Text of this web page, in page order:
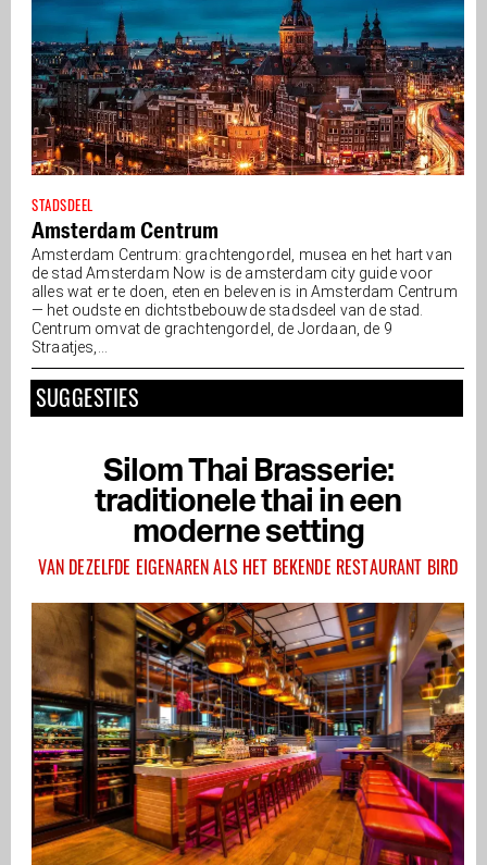
STADSDEEL
Amsterdam Centrum
Amsterdam Centrum: grachtengordel, musea en het hart van
de stad Amsterdam Now is de amsterdam city guide voor
alles wat er te doen, eten en beleven is in Amsterdam Centrum
— het oudste en dichtstbebouwde stadsdeel van de stad.
Centrum omvat de grachtengordel, de Jordaan, de 9
Straatjes,...
SUGGESTIES
Silom Thai Brasserie:
traditionele thai in een
moderne setting
VAN DEZELFDE EIGENAREN ALS HET BEKENDE RESTAURANT BIRD